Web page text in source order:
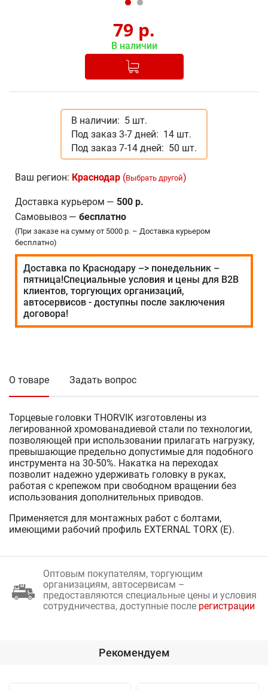
79 р.
В наличии
Добавлено в корзину
В наличии: 5 шт.
Под заказ 3-7 дней: 14 шт.
Под заказ 7-14 дней: 50 шт.
Ваш регион: Краснодар (Выбрать другой)
Доставка курьером — 500 р.
Самовывоз — бесплатно
(При заказе на сумму от 5000 р. – Доставка курьером
бесплатно)
Доставка по Краснодару –> понедельник –
пятница!Специальные условия и цены для В2В
клиентов, торгующих организаций,
автосервисов - доступны после заключения
договора!
О товаре Задать вопрос
Торцевые головки THORVIK изготовлены из
легированной хромованадиевой стали по технологии,
позволяющей при использовании прилагать нагрузку,
превышающие предельно допустимые для подобного
инструмента на 30-50%. Накатка на переходах
позволит надежно удерживать головку в руках,
работая с крепежом при свободном вращении без
использования дополнительных приводов.
Применяется для монтажных работ с болтами,
имеющими рабочий профиль EXTERNAL TORX (Е).
Оптовым покупателям, торгующим
организациям, автосервисам –
предоставляются специальные цены и условия
сотрудничества, доступные после регистрации
Рекомендуем